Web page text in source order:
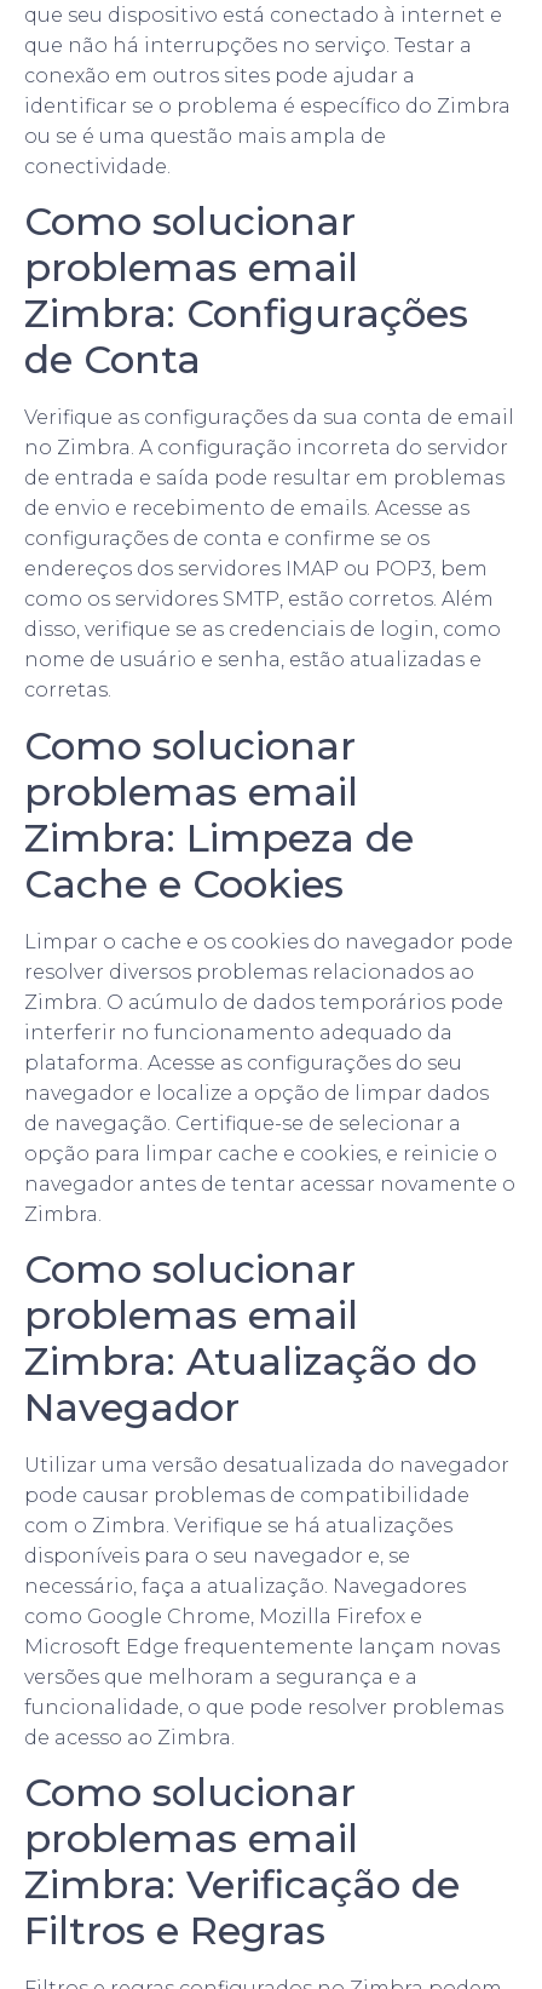
que seu dispositivo está conectado à internet e
que não há interrupções no serviço. Testar a
conexão em outros sites pode ajudar a
identificar se o problema é específico do Zimbra
ou se é uma questão mais ampla de
conectividade.
Como solucionar
problemas email
Zimbra: Configurações
de Conta
Verifique as configurações da sua conta de email
no Zimbra. A configuração incorreta do servidor
de entrada e saída pode resultar em problemas
de envio e recebimento de emails. Acesse as
configurações de conta e confirme se os
endereços dos servidores IMAP ou POP3, bem
como os servidores SMTP, estão corretos. Além
disso, verifique se as credenciais de login, como
nome de usuário e senha, estão atualizadas e
corretas.
Como solucionar
problemas email
Zimbra: Limpeza de
Cache e Cookies
Limpar o cache e os cookies do navegador pode
resolver diversos problemas relacionados ao
Zimbra. O acúmulo de dados temporários pode
interferir no funcionamento adequado da
plataforma. Acesse as configurações do seu
navegador e localize a opção de limpar dados
de navegação. Certifique-se de selecionar a
opção para limpar cache e cookies, e reinicie o
navegador antes de tentar acessar novamente o
Zimbra.
Como solucionar
problemas email
Zimbra: Atualização do
Navegador
Utilizar uma versão desatualizada do navegador
pode causar problemas de compatibilidade
com o Zimbra. Verifique se há atualizações
disponíveis para o seu navegador e, se
necessário, faça a atualização. Navegadores
como Google Chrome, Mozilla Firefox e
Microsoft Edge frequentemente lançam novas
versões que melhoram a segurança e a
funcionalidade, o que pode resolver problemas
de acesso ao Zimbra.
Como solucionar
problemas email
Zimbra: Verificação de
Filtros e Regras